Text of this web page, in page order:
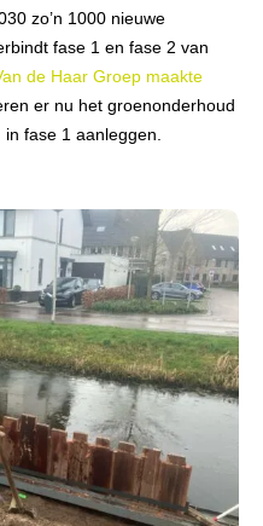
zo’n 1000 nieuwe
fase 1 en fase 2 van
de Haar Groep maakte
er nu het groenonderhoud
fase 1 aanleggen.